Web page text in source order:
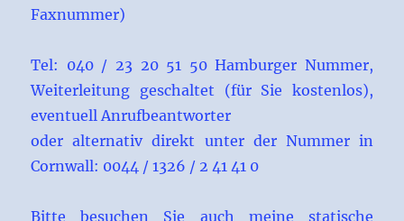
Faxnummer)
Tel: 040 / 23 20 51 50 Hamburger Nummer,
Weiterleitung geschaltet (für Sie kostenlos),
eventuell Anrufbeantworter
oder alternativ direkt unter der Nummer in
Cornwall: 0044 / 1326 / 2 41 41 0
Bitte besuchen Sie auch meine statische